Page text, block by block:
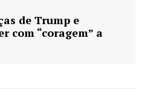
de Trump e
com “coragem” a